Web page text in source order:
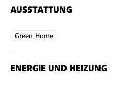
AUSSTATTUNG
Green Home
ENERGIE UND HEIZUNG